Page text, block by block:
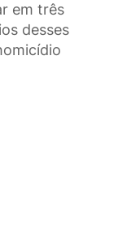
em três
desses